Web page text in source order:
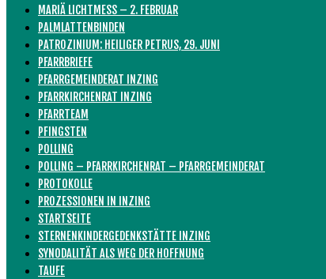
MARIÄ LICHTMESS – 2. FEBRUAR
PALMLATTENBINDEN
PATROZINIUM: HEILIGER PETRUS, 29. JUNI
PFARRBRIEFE
PFARRGEMEINDERAT INZING
PFARRKIRCHENRAT INZING
PFARRTEAM
PFINGSTEN
POLLING
POLLING – PFARRKIRCHENRAT – PFARRGEMEINDERAT
PROTOKOLLE
PROZESSIONEN IN INZING
STARTSEITE
STERNENKINDERGEDENKSTÄTTE INZING
SYNODALITÄT ALS WEG DER HOFFNUNG
TAUFE